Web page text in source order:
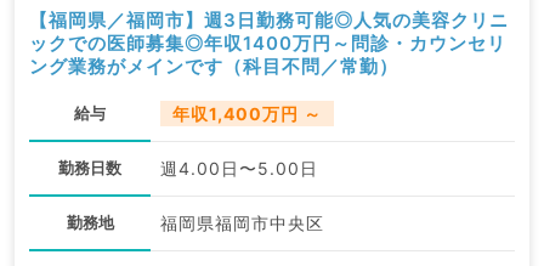
【福岡県／福岡市】週3日勤務可能◎人気の美容クリニ
ックでの医師募集◎年収1400万円～問診・カウンセリ
ング業務がメインです（科目不問／常勤）
給与 年収1,400万円 ～
勤務日数 週4.00日〜5.00日
勤務地 福岡県福岡市中央区